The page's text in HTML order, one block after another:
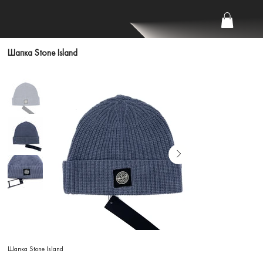
Шапка Stone Island
Шапка Stone Island